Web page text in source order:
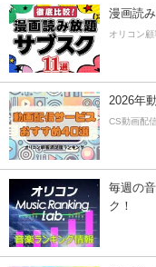
漫画読
オリコン
2026年
CS動画配
毎週の
ク！